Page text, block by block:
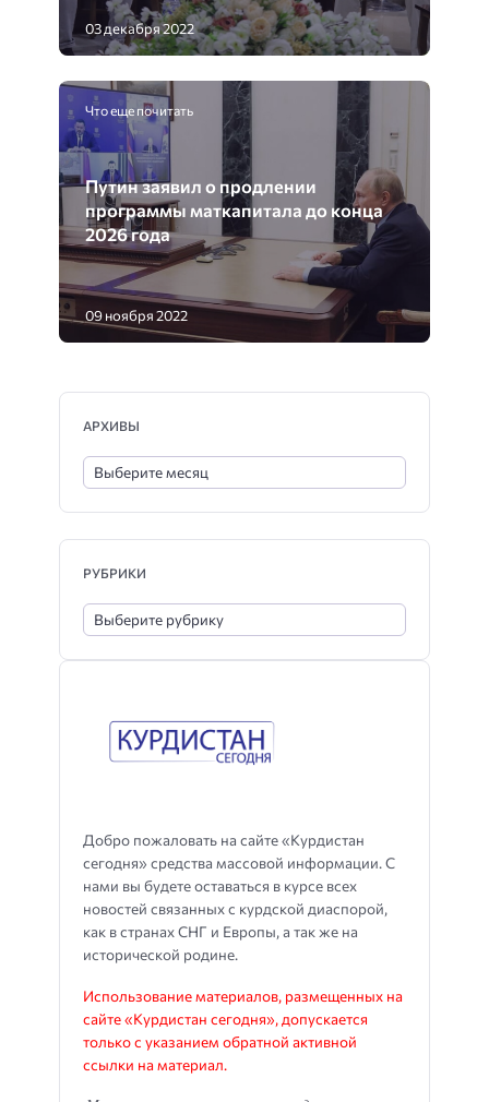
03 декабря 2022
Что еще почитать
Путин заявил о продлении
программы маткапитала до конца
2026 года
09 ноября 2022
Добро пожаловать на сайте «Курдистан
сегодня» средства массовой информации. С
нами вы будете оставаться в курсе всех
новостей связанных с курдской диаспорой,
как в странах СНГ и Европы, а так же на
исторической родине.
Использование материалов, размещенных на
сайте «Курдистан сегодня», допускается
только с указанием обратной активной
ссылки на материал.
АРХИВЫ
РУБРИКИ